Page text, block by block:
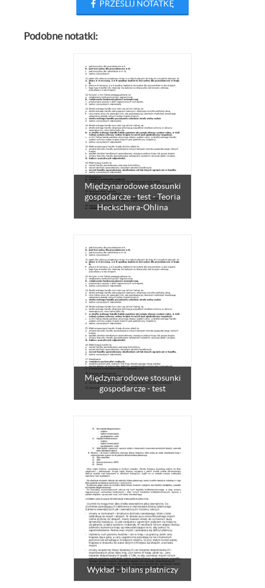
PRZEŚLIJ NOTATKĘ
Podobne notatki:
Międzynarodowe stosunki
gospodarcze - test - Teoria
Heckschera-Ohlina
Międzynarodowe stosunki
gospodarcze - test
Wykład - bilans płatniczy